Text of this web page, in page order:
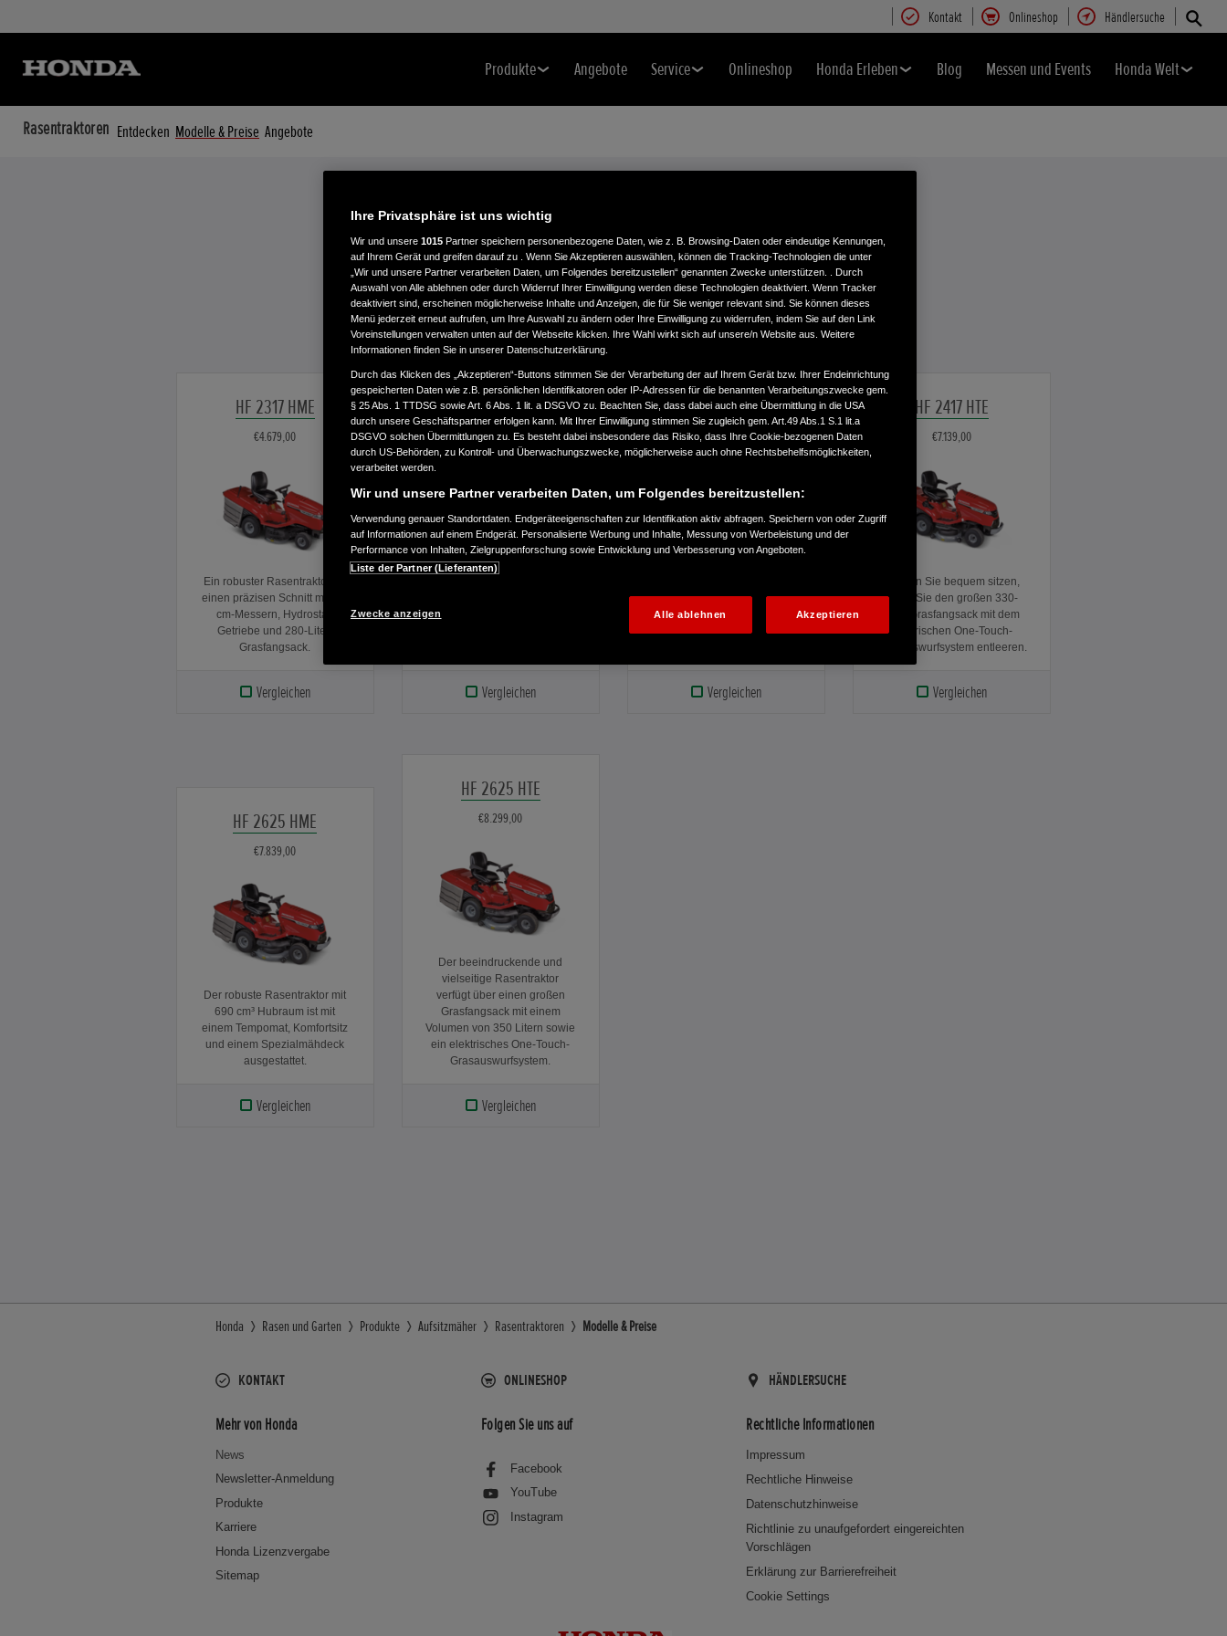
Kontakt Onlineshop Händlersuche
Produkte Angebote Service Onlineshop Honda Erleben Blog Messen und Events Honda Welt
Rasentraktoren Entdecken Modelle & Preise Angebote
IHR RASENTRAKTOR IM DETAIL
HF 2317 HME
€4.679,00
Ein robuster Rasentraktor für
einen präzisen Schnitt mit 92-
cm-Messern, Hydrostat-
Getriebe und 280-Liter-
Grasfangsack.
Vergleichen
HF 2417 HBE
€6.169,00
aktuellen LCD-Display, einem
Vergleichen
HF 2417 HME
€6.549,00
überzeugt durch den
Tempomat, vorstehende LED-
Leuchten und das Mulch-
Vergleichen
HF 2417 HTE
€7.139,00
Bleiben Sie bequem sitzen,
wenn Sie den großen 330-
Liter-Grasfangsack mit dem
elektrischen One-Touch-
Grasauswurfsystem entleeren.
Vergleichen
HF 2625 HME
€7.839,00
Der robuste Rasentraktor mit
690 cm³ Hubraum ist mit
einem Tempomat, Komfortsitz
und einem Spezialmähdeck
ausgestattet.
Vergleichen
HF 2625 HTE
€8.299,00
Der beeindruckende und
vielseitige Rasentraktor
verfügt über einen großen
Grasfangsack mit einem
Volumen von 350 Litern sowie
ein elektrisches One-Touch-
Grasauswurfsystem.
Vergleichen
Honda Rasen und Garten Produkte Aufsitzmäher Rasentraktoren Modelle & Preise
KONTAKT ONLINESHOP HÄNDLERSUCHE
Mehr von Honda
News
Newsletter-Anmeldung
Produkte
Karriere
Honda Lizenzvergabe
Sitemap
Folgen Sie uns auf
Facebook
YouTube
Instagram
Rechtliche Informationen
Impressum
Rechtliche Hinweise
Datenschutzhinweise
Richtlinie zu unaufgefordert eingereichten
Vorschlägen
Erklärung zur Barrierefreiheit
Cookie Settings
Ihre Privatsphäre ist uns wichtig
Wir und unsere 1015 Partner speichern personenbezogene Daten, wie z. B. Browsing-Daten oder eindeutige Kennungen,
auf Ihrem Gerät und greifen darauf zu . Wenn Sie Akzeptieren auswählen, können die Tracking-Technologien die unter
„Wir und unsere Partner verarbeiten Daten, um Folgendes bereitzustellen“ genannten Zwecke unterstützen. . Durch
Auswahl von Alle ablehnen oder durch Widerruf Ihrer Einwilligung werden diese Technologien deaktiviert. Wenn Tracker
deaktiviert sind, erscheinen möglicherweise Inhalte und Anzeigen, die für Sie weniger relevant sind. Sie können dieses
Menü jederzeit erneut aufrufen, um Ihre Auswahl zu ändern oder Ihre Einwilligung zu widerrufen, indem Sie auf den Link
Voreinstellungen verwalten unten auf der Webseite klicken. Ihre Wahl wirkt sich auf unsere/n Website aus. Weitere
Informationen finden Sie in unserer Datenschutzerklärung.
Durch das Klicken des „Akzeptieren“-Buttons stimmen Sie der Verarbeitung der auf Ihrem Gerät bzw. Ihrer Endeinrichtung
gespeicherten Daten wie z.B. persönlichen Identifikatoren oder IP-Adressen für die benannten Verarbeitungszwecke gem.
§ 25 Abs. 1 TTDSG sowie Art. 6 Abs. 1 lit. a DSGVO zu. Beachten Sie, dass dabei auch eine Übermittlung in die USA
durch unsere Geschäftspartner erfolgen kann. Mit Ihrer Einwilligung stimmen Sie zugleich gem. Art.49 Abs.1 S.1 lit.a
DSGVO solchen Übermittlungen zu. Es besteht dabei insbesondere das Risiko, dass Ihre Cookie-bezogenen Daten
durch US-Behörden, zu Kontroll- und Überwachungszwecke, möglicherweise auch ohne Rechtsbehelfsmöglichkeiten,
verarbeitet werden.
Wir und unsere Partner verarbeiten Daten, um Folgendes bereitzustellen:
Verwendung genauer Standortdaten. Endgeräteeigenschaften zur Identifikation aktiv abfragen. Speichern von oder Zugriff
auf Informationen auf einem Endgerät. Personalisierte Werbung und Inhalte, Messung von Werbeleistung und der
Performance von Inhalten, Zielgruppenforschung sowie Entwicklung und Verbesserung von Angeboten.
Liste der Partner (Lieferanten)
Zwecke anzeigen Alle ablehnen Akzeptieren